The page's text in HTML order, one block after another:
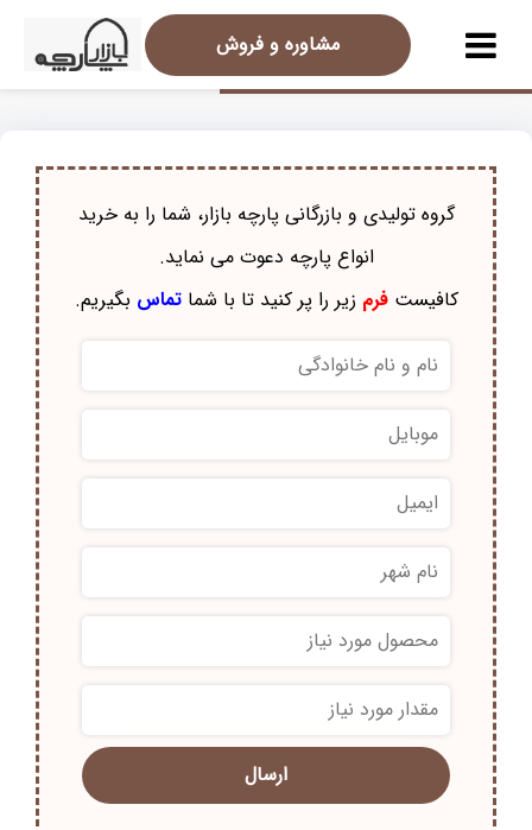
مشاوره و فروش
گروه تولیدی و بازرگانی پارچه بازار، شما را به خرید
انواع پارچه دعوت می نماید.
کافیستفرم زیر را پر کنید تا با شماتماس بگیریم.
*
*